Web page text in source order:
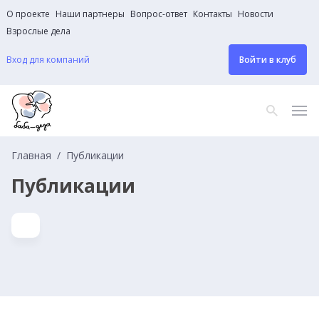
О проекте Наши партнеры Вопрос-ответ Контакты Новости
Взрослые дела
Вход для компаний Войти в клуб
Главная Публикации
Публикации